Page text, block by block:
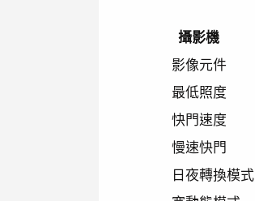
攝影機
影像元件
最低照度
快門速度
慢速快門
日夜轉換模式